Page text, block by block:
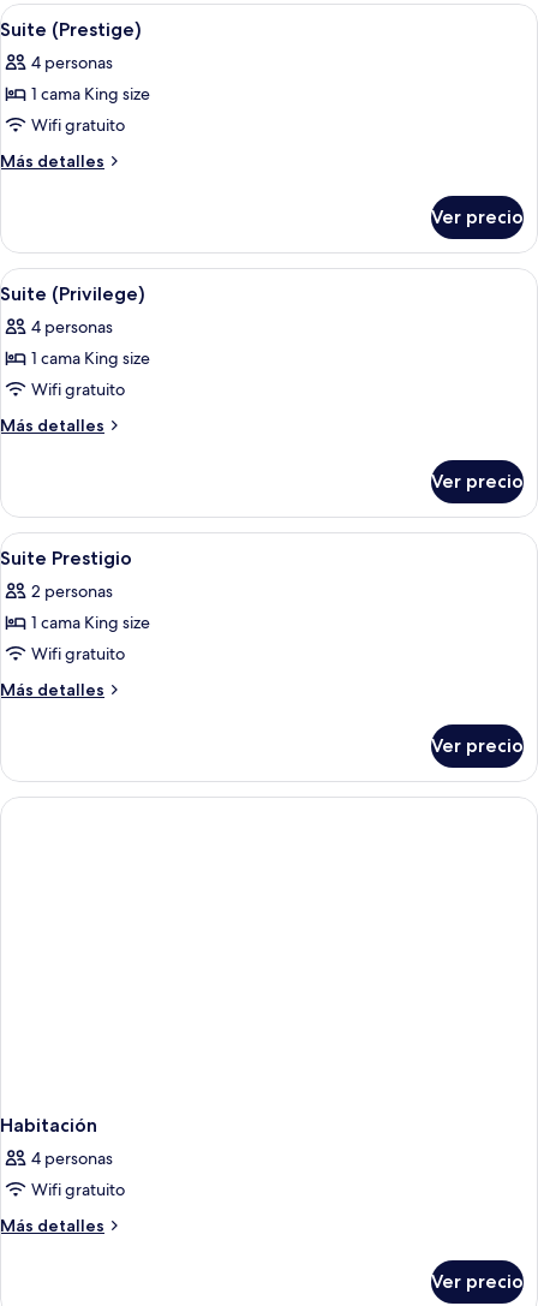
Abrir
todas
las
fotos
de
Suite
Habitación de hotel con una cama
7
Suite (Prestige)
4 personas
1 cama King size
Wifi gratuito
Más detalles
Más
(Prestige)
Ver precio
Abrir
todas
las
fotos
de
Suite
Habitación de hotel con una cama
7
Suite (Privilege)
4 personas
1 cama King size
Wifi gratuito
Más detalles
Más
(Privilege)
Ver precio
Abrir
todas
las
fotos
de
Suite
Un resort con varias piscinas
9
Suite Prestigio
2 personas
1 cama King size
Wifi gratuito
Más detalles
Más
Prestigio
Ver precio
Habitación
4 personas
Wifi gratuito
Más detalles
Más
Ver precio